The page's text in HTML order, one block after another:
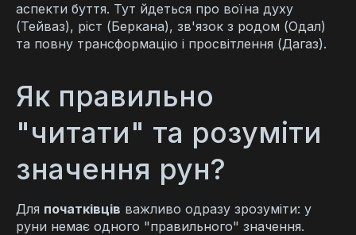
аспекти буття. Тут йдеться про воїна духу
(Тейваз), ріст (Беркана), зв'язок з родом (Одал)
та повну трансформацію і просвітлення (Дагаз).
Як правильно
"читати" та розуміти
значення рун?
Для початківців важливо одразу зрозуміти: у
руни немає одного "правильного" значення.